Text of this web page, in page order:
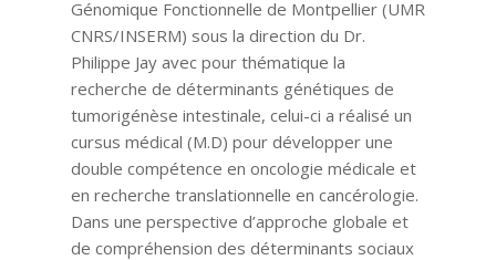
Génomique Fonctionnelle de Montpellier (UMR
CNRS/INSERM) sous la direction du Dr.
Philippe Jay avec pour thématique la
recherche de déterminants génétiques de
tumorigénèse intestinale, celui-ci a réalisé un
cursus médical (M.D) pour développer une
double compétence en oncologie médicale et
en recherche translationnelle en cancérologie.
Dans une perspective d’approche globale et
de compréhension des déterminants sociaux